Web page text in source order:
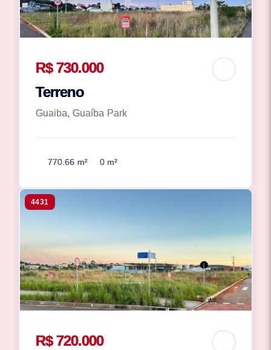
R$ 730.000
Terreno
Guaiba, Guaíba Park
770.66 m² 0 m²
4431
R$ 720.000